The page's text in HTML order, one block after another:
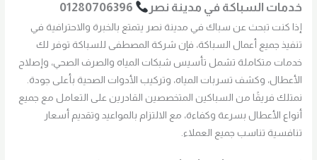
خدمات السباكة في مدينة نصر
إذا كنت تبحث عن سباك في مدينة نصر يتمتع بالخبرة والاحترافية في
تنفيذ جميع أعمال السباكة، فإن شركة المصطفى للسباكة توفر لك
خدمات متكاملة تشمل تأسيس شبكات المياه والصرف الصحي، وإصلاح
الأعطال، وكشف تسربات المياه، وتركيب الأدوات الصحية بأعلى جودة.
نمتلك فريقًا من السباكين المتخصصين القادرين على التعامل مع جميع
أنواع الأعطال بسرعة وكفاءة، مع الالتزام بالمواعيد وتقديم أسعار
تنافسية تناسب جميع العملاء.